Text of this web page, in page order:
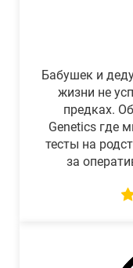
Бабушек и
жизни не
предках.
Genetics где
тесты на
за